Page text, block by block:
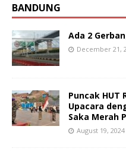
BANDUNG
Ada 2
December 21,
Puncak HUT
Upacara
Saka Merah
August 19, 2024